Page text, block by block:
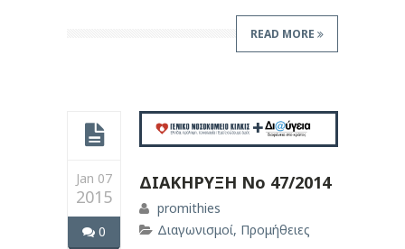
READ MORE
Jan 07
2015
0
ΔΙΑΚΗΡΥΞΗ Νο 47/2014
promithies
Διαγωνισμοί, Προμήθειες